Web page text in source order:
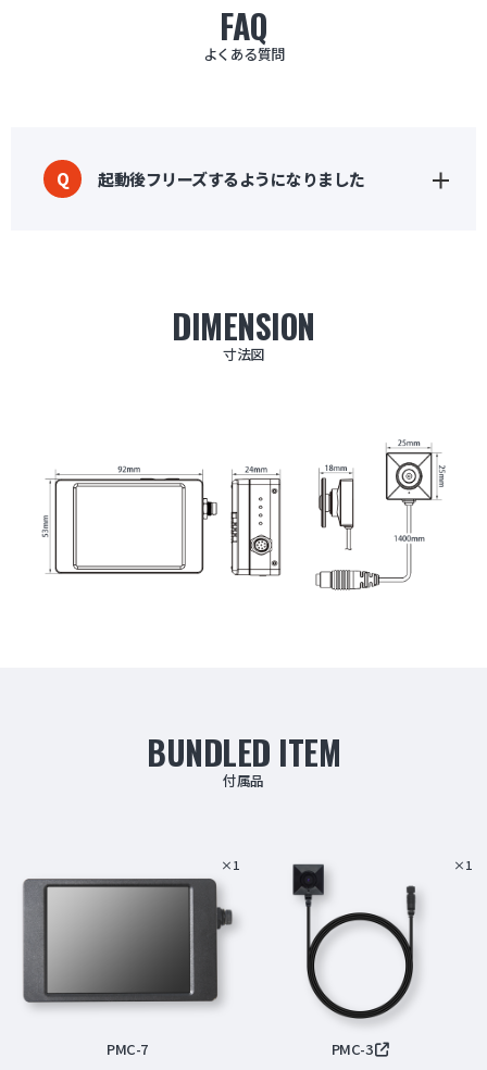
FAQ
よくある質問
Q 起動後フリーズするようになりました
DIMENSION
寸法図
BUNDLED ITEM
付属品
×1
PMC-7
×1
PMC-3